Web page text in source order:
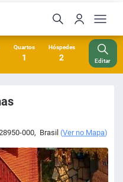
Quartos
1
Hóspedes
2 Editar
000, Brasil (Ver no Mapa)